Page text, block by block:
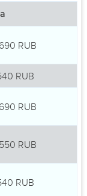
RUB
RUB
RUB
RUB
RUB